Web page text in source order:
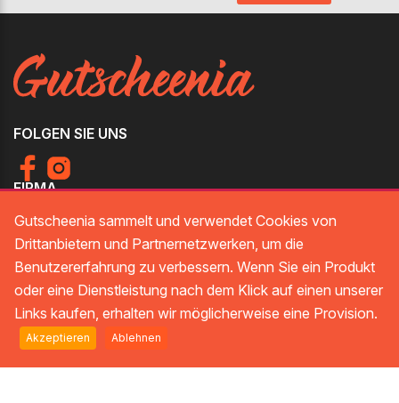
FOLGEN SIE UNS
FIRMA
Über uns
Kontakt
RECHTLICHES
Datenschutz
Gutscheenia sammelt und verwendet Cookies von
Drittanbietern und Partnernetzwerken, um die
Benutzererfahrung zu verbessern. Wenn Sie ein Produkt
oder eine Dienstleistung nach dem Klick auf einen unserer
Links kaufen, erhalten wir möglicherweise eine Provision.
Akzeptieren Ablehnen